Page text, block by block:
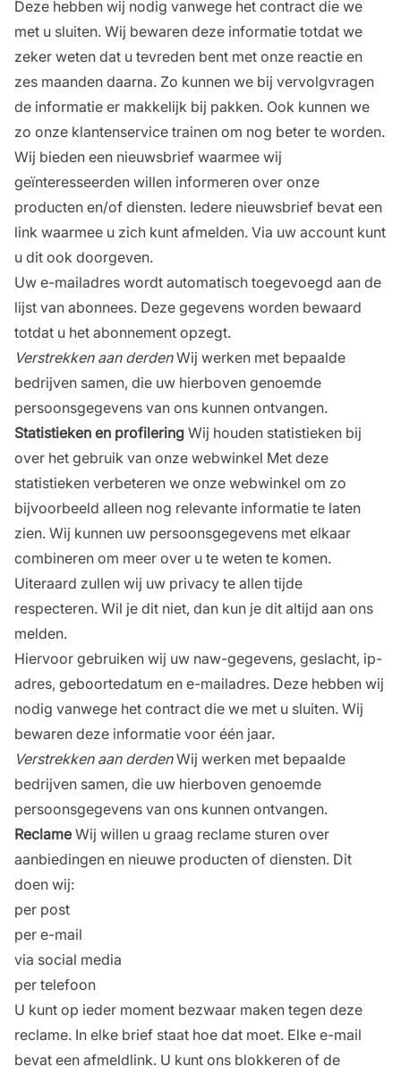
Deze hebben wij nodig vanwege het contract die we
met u sluiten. Wij bewaren deze informatie totdat we
zeker weten dat u tevreden bent met onze reactie en
zes maanden daarna. Zo kunnen we bij vervolgvragen
de informatie er makkelijk bij pakken. Ook kunnen we
zo onze klantenservice trainen om nog beter te worden.
Wij bieden een nieuwsbrief waarmee wij
geïnteresseerden willen informeren over onze
producten en/of diensten. Iedere nieuwsbrief bevat een
link waarmee u zich kunt afmelden. Via uw account kunt
u dit ook doorgeven.
Uw e-mailadres wordt automatisch toegevoegd aan de
lijst van abonnees. Deze gegevens worden bewaard
totdat u het abonnement opzegt.
Verstrekken aan derdenWij werken met bepaalde
bedrijven samen, die uw hierboven genoemde
persoonsgegevens van ons kunnen ontvangen.
Statistieken en profilering Wij houden statistieken bij
over het gebruik van onze webwinkel Met deze
statistieken verbeteren we onze webwinkel om zo
bijvoorbeeld alleen nog relevante informatie te laten
zien. Wij kunnen uw persoonsgegevens met elkaar
combineren om meer over u te weten te komen.
Uiteraard zullen wij uw privacy te allen tijde
respecteren. Wil je dit niet, dan kun je dit altijd aan ons
melden.
Hiervoor gebruiken wij uw naw-gegevens, geslacht, ip-
adres, geboortedatum en e-mailadres. Deze hebben wij
nodig vanwege het contract die we met u sluiten. Wij
bewaren deze informatie voor één jaar.
Verstrekken aan derdenWij werken met bepaalde
bedrijven samen, die uw hierboven genoemde
persoonsgegevens van ons kunnen ontvangen.
ReclameWij willen u graag reclame sturen over
aanbiedingen en nieuwe producten of diensten. Dit
doen wij:
per post
per e-mail
via social media
per telefoon
U kunt op ieder moment bezwaar maken tegen deze
reclame. In elke brief staat hoe dat moet. Elke e-mail
bevat een afmeldlink. U kunt ons blokkeren of de